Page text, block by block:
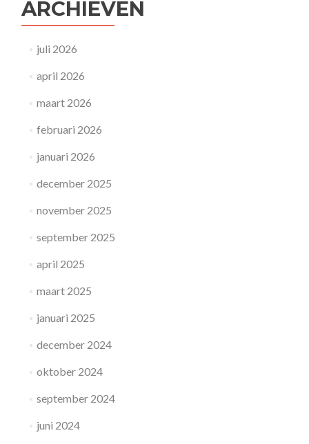
ARCHIEVEN
juli 2026
april 2026
maart 2026
februari 2026
januari 2026
december 2025
november 2025
september 2025
april 2025
maart 2025
januari 2025
december 2024
oktober 2024
september 2024
juni 2024